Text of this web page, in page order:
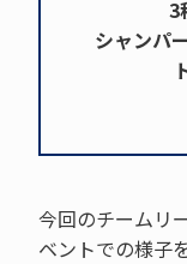
3
シャンパ
今回のチームリ
ベントでの様子